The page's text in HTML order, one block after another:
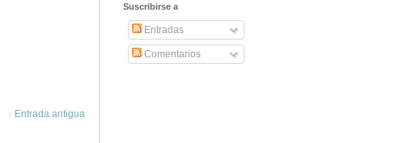
Entrada antigua
Suscribirse a
Entradas
Comentarios